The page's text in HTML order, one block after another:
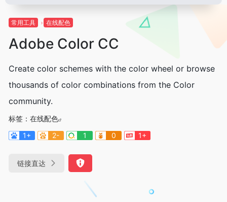
常用工具 在线配色
Adobe Color CC
Create color schemes with the color wheel or browse
thousands of color combinations from the Color
community.
标签： 在线配色
1+
2- 1 0 1+
链接直达